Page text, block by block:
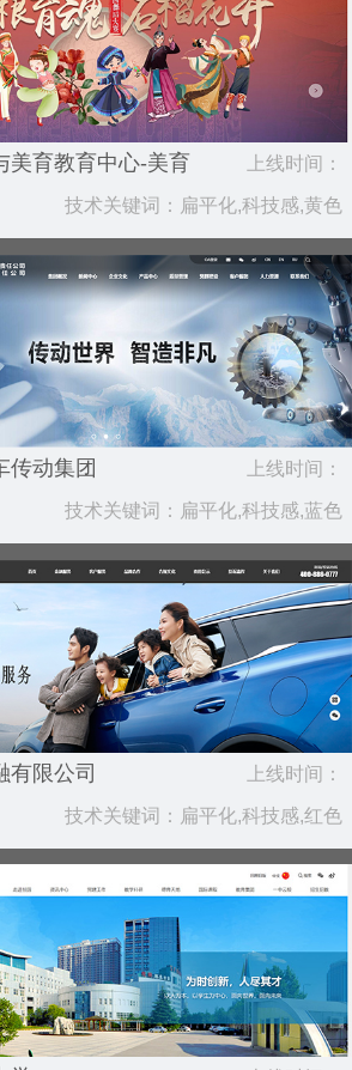
美育教育中心-美育 上线时间：
2024.12
技术关键词：扁平化,科技感,黄色
传动集团 上线时间：
2024.05
技术关键词：扁平化,科技感,蓝色
有限公司 上线时间：
2023.09
技术关键词：扁平化,科技感,红色